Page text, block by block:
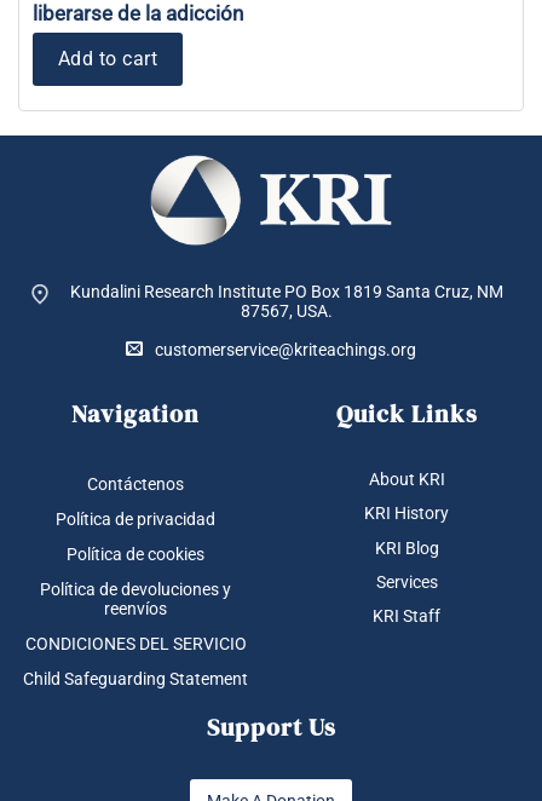
liberarse de la adicción
Add to cart
Kundalini Research Institute PO Box 1819 Santa Cruz, NM
87567, USA.
customerservice@kriteachings.org
Navigation
Contáctenos
Política de privacidad
Política de cookies
Política de devoluciones y
reenvíos
CONDICIONES DEL SERVICIO
Child Safeguarding Statement
Quick Links
About KRI
KRI History
KRI Blog
Services
KRI Staff
Support Us